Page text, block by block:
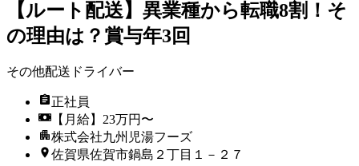
【ルート配送】異業種から転職8割！そ
の理由は？賞与年3回
その他配送ドライバー
正社員
【月給】23万円〜
株式会社九州児湯フーズ
佐賀県佐賀市鍋島２丁目１－２７